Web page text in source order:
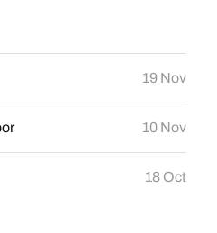
19 Nov
10 Nov
18 Oct